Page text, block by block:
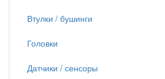
Втулки / бушинги
Головки
Датчики / сенсоры